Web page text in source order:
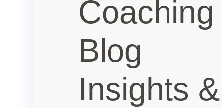
Coaching
Blog
Insights &